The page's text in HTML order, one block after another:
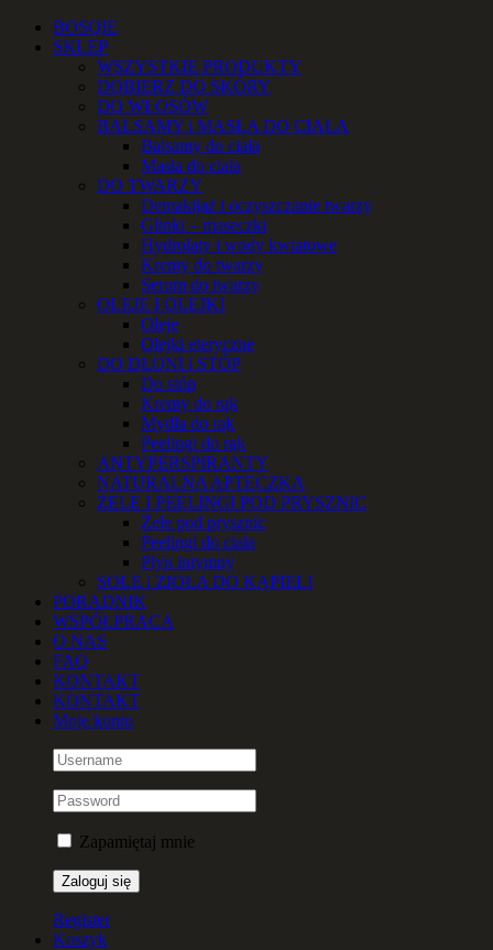
Przejdź
zawartości
Facebook
Instagram
YouTube
Email
TelefonBOSQIE
SKLEP
WSZYSTKIE PRODUKTY
DOBIERZ DO SKÓRY
DO WŁOSÓW
BALSAMY i MASŁA DO CIAŁA
Balsamy do ciała
Masła do ciała
DO TWARZY
Demakijaż i oczyszczanie twarzy
Glinki – maseczki
Hydrolaty i wody kwiatowe
Kremy do twarzy
Serum do twarzy
OLEJE I OLEJKI
Oleje
Olejki eteryczne
DO DŁONI i STÓP
Do stóp
Kremy do rąk
Mydła do rąk
Peelingi do rąk
ANTYPERSPIRANTY
NATURALNA APTECZKA
ŻELE I PEELINGI POD PRYSZNIC
Żele pod prysznic
Peelingi do ciała
Płyn intymny
SOLE i ZIOŁA DO KĄPIELI
PORADNIK
WSPÓŁPRACA
O NAS
FAQ
KONTAKT
KONTAKT
Moje konto
Zapamiętaj mnie
Register
Koszyk